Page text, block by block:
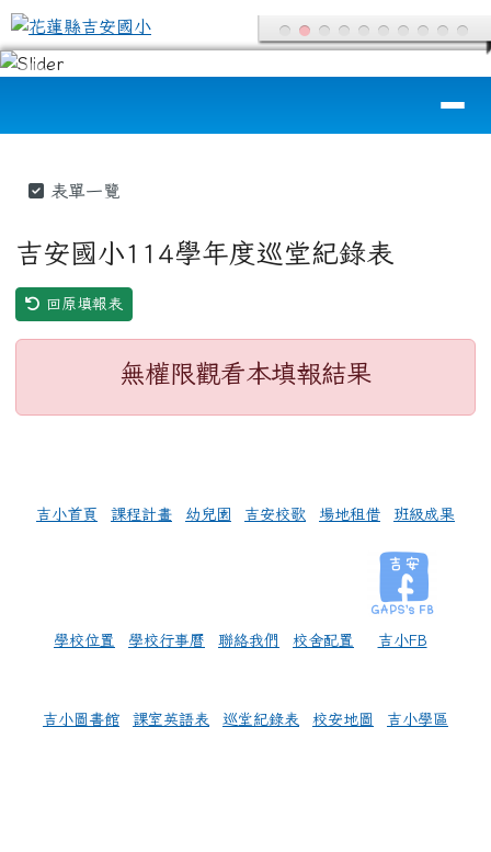
跳至主內容區
花蓮縣吉安國小
表單一覽
吉安國小114學年度巡堂紀錄表
回原填報表
無權限觀看本填報結果
吉小首頁 課程計畫 幼兒園 吉安校歌 場地租借 班級成果
學校位置 學校行事曆 聯絡我們 校舍配置 吉小FB
吉小圖書館 課室英語表 巡堂紀錄表 校安地圖 吉小學區